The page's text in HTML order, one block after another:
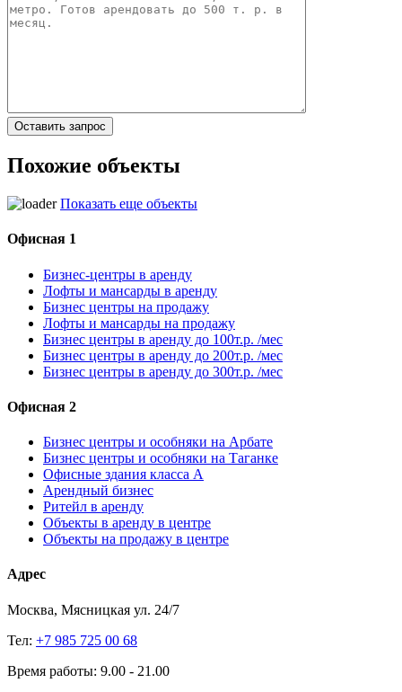
Похожие объекты
Показать еще объекты
Офисная 1
Бизнес-центры в аренду
Лофты и мансарды в аренду
Бизнес центры на продажу
Лофты и мансарды на продажу
Бизнес центры в аренду до 100т.р. /мес
Бизнес центры в аренду до 200т.р. /мес
Бизнес центры в аренду до 300т.р. /мес
Офисная 2
Бизнес центры и особняки на Арбате
Бизнес центры и особняки на Таганке
Офисные здания класса А
Арендный бизнес
Ритейл в аренду
Объекты в аренду в центре
Объекты на продажу в центре
Адрес
Москва, Мясницкая ул. 24/7
Тел: +7 985 725 00 68
Время работы: 9.00 - 21.00